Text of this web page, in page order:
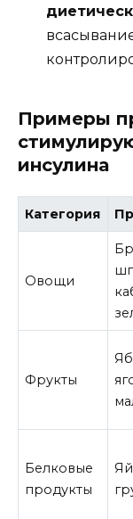
Примеры
инсулина
Категория
Овощи
Фрукты
Белковые
продукты